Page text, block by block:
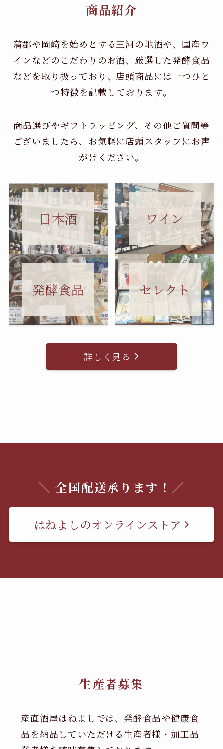
商品紹介
蒲郡や岡崎を始めとする三河の地酒や、国産ワ
インなどのこだわりのお酒、 厳選した発酵食品
などを取り扱っており、店頭商品には一つひと
つ特徴を記載しております。
商品選びやギフトラッピング、その他ご質問等
ございましたら、お気軽に店頭スタッフにお声
がけください。
日本酒 ワイン
発酵食品 セレクト
詳しく見る
＼ 全国配送承ります！／
はねよしのオンラインストア
生産者募集
産直酒屋はねよしでは、発酵食品や健康食
品を納品していただける生産者様・加工品